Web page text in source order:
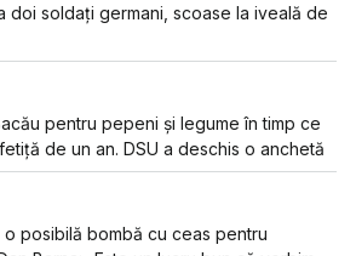
doi soldați germani, scoase la iveală de
pentru pepeni și legume în timp ce
de un an. DSU a deschis o anchetă
o posibilă bombă cu ceas pentru